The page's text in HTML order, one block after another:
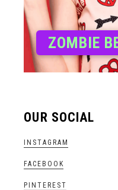
ZOMBIE
OUR SOCIAL
INSTAGRAM
FACEBOOK
PINTEREST